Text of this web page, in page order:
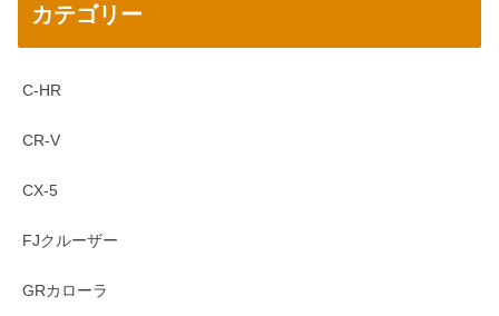
カテゴリー
C-HR
CR-V
CX-5
FJクルーザー
GRカローラ